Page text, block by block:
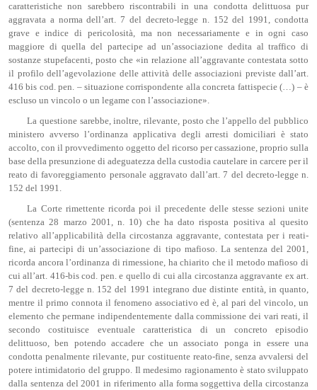
caratteristiche non sarebbero riscontrabili in una condotta delittuosa pur
aggravata a norma dell’art. 7 del decreto-legge n. 152 del 1991, condotta
grave e indice di pericolosità, ma non necessariamente e in ogni caso
maggiore di quella del partecipe ad un’associazione dedita al traffico di
sostanze stupefacenti, posto che «in relazione all’aggravante contestata sotto
il profilo dell’agevolazione delle attività delle associazioni previste dall’art.
416 bis cod. pen. – situazione corrispondente alla concreta fattispecie (…) – è
escluso un vincolo o un legame con l’associazione».
La questione sarebbe, inoltre, rilevante, posto che l’appello del pubblico
ministero avverso l’ordinanza applicativa degli arresti domiciliari è stato
accolto, con il provvedimento oggetto del ricorso per cassazione, proprio sulla
base della presunzione di adeguatezza della custodia cautelare in carcere per il
reato di favoreggiamento personale aggravato dall’art. 7 del decreto-legge n.
152 del 1991.
La Corte rimettente ricorda poi il precedente delle stesse sezioni unite
(sentenza 28 marzo 2001, n. 10) che ha dato risposta positiva al quesito
relativo all’applicabilità della circostanza aggravante, contestata per i reati-
fine, ai partecipi di un’associazione di tipo mafioso. La sentenza del 2001,
ricorda ancora l’ordinanza di rimessione, ha chiarito che il metodo mafioso di
cui all’art. 416-bis cod. pen. e quello di cui alla circostanza aggravante ex art.
7 del decreto-legge n. 152 del 1991 integrano due distinte entità, in quanto,
mentre il primo connota il fenomeno associativo ed è, al pari del vincolo, un
elemento che permane indipendentemente dalla commissione dei vari reati, il
secondo costituisce eventuale caratteristica di un concreto episodio
delittuoso, ben potendo accadere che un associato ponga in essere una
condotta penalmente rilevante, pur costituente reato-fine, senza avvalersi del
potere intimidatorio del gruppo. Il medesimo ragionamento è stato sviluppato
dalla sentenza del 2001 in riferimento alla forma soggettiva della circostanza